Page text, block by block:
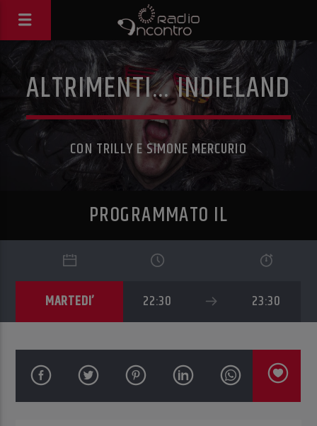
ALTRIMENTI… INDIELAND
CON TRILLY E SIMONE MERCURIO
PROGRAMMATO IL
MARTEDI’ 22:30 23:30